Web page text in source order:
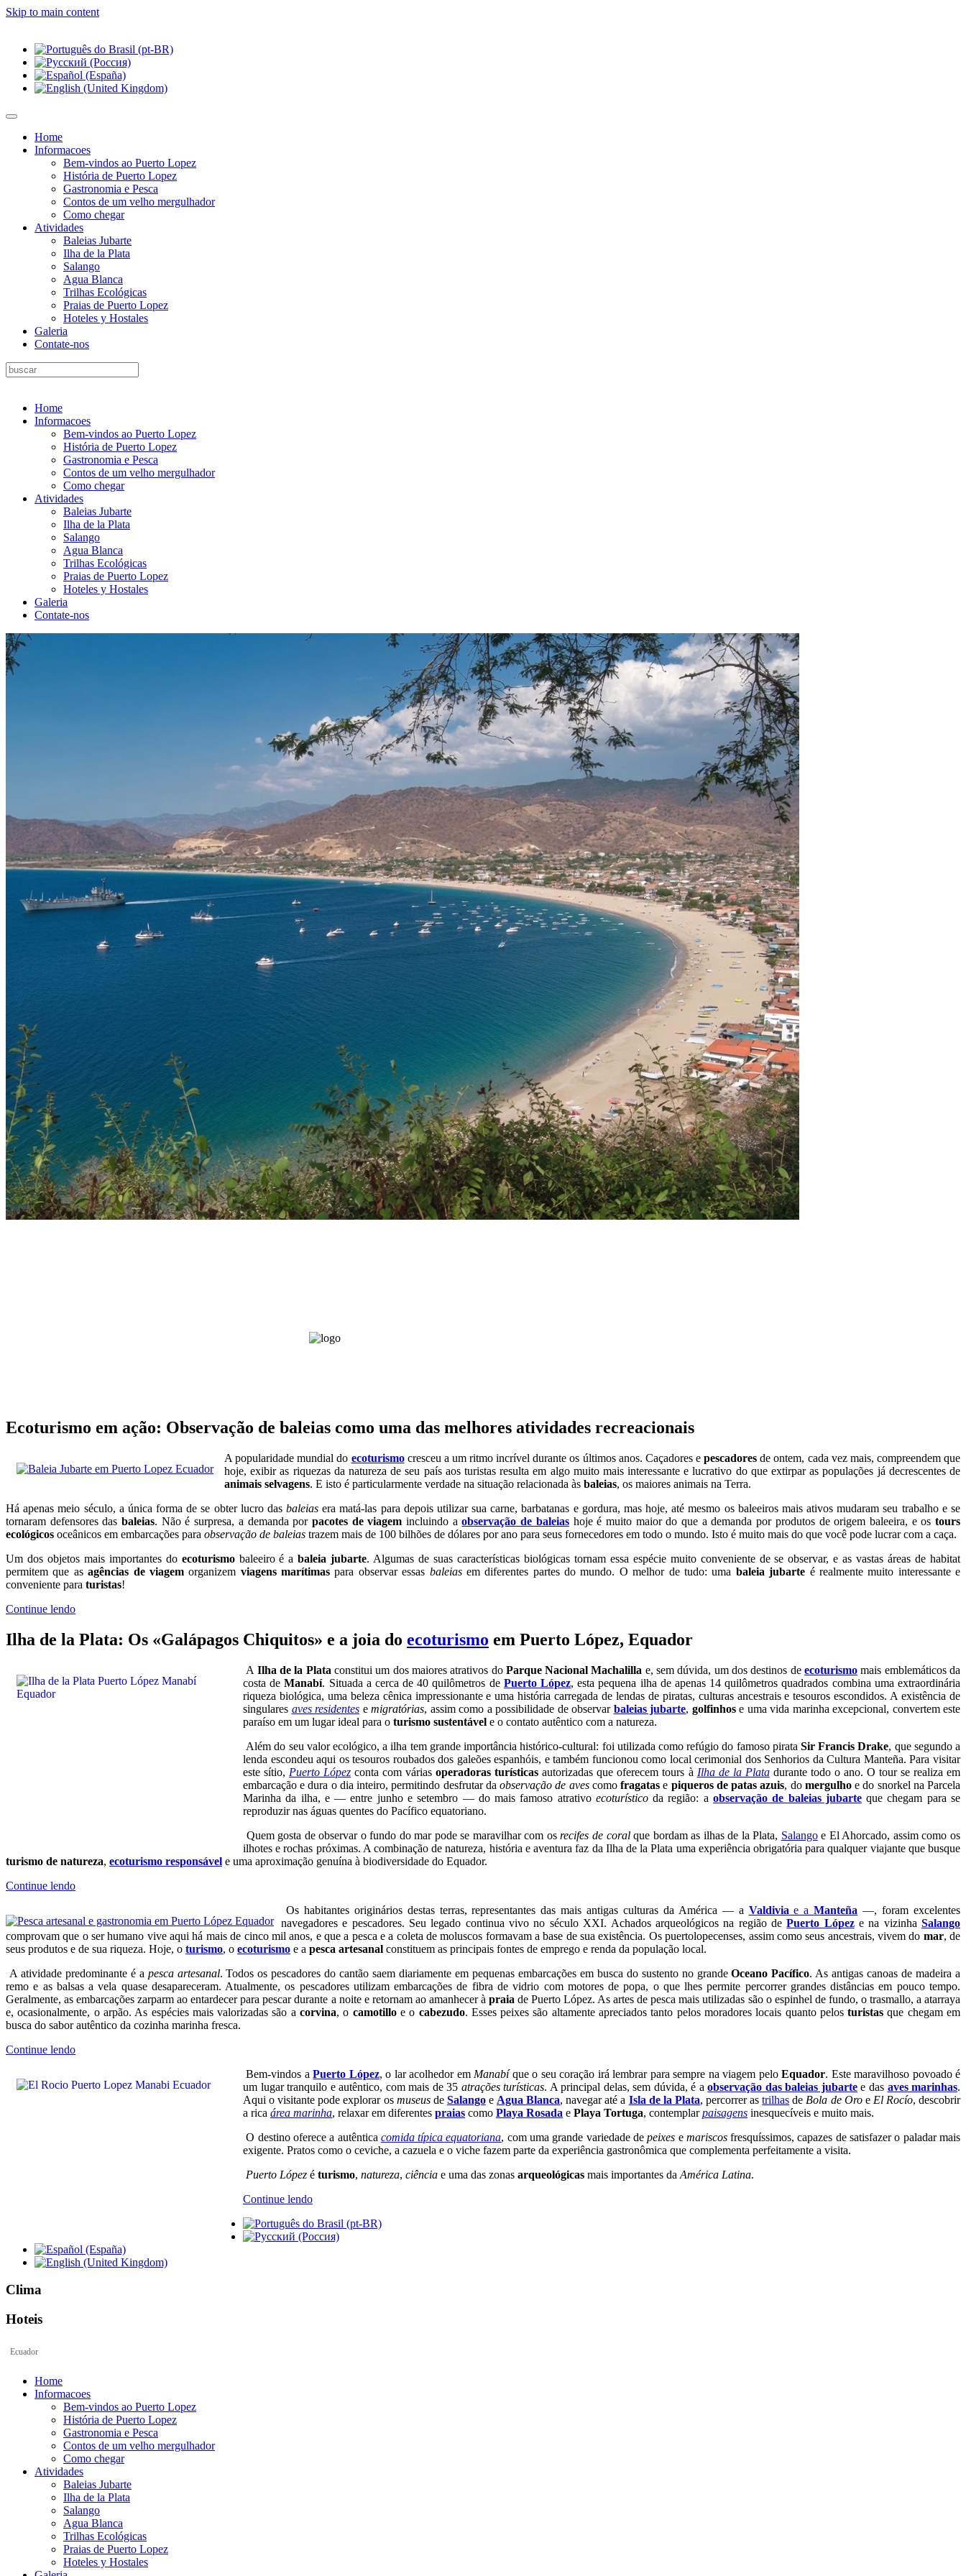
Skip to main content
Home
Informacoes
Bem-vindos ao Puerto Lopez
História de Puerto Lopez
Gastronomia e Pesca
Contos de um velho mergulhador
Como chegar
Atividades
Baleias Jubarte
Ilha de la Plata
Salango
Agua Blanca
Trilhas Ecológicas
Praias de Puerto Lopez
Hoteles y Hostales
Galeria
Contate-nos
Home
Informacoes
Bem-vindos ao Puerto Lopez
História de Puerto Lopez
Gastronomia e Pesca
Contos de um velho mergulhador
Como chegar
Atividades
Baleias Jubarte
Ilha de la Plata
Salango
Agua Blanca
Trilhas Ecológicas
Praias de Puerto Lopez
Hoteles y Hostales
Galeria
Contate-nos
Ecoturismo em ação: Observação de baleias como uma das melhores atividades recreacionais
A popularidade mundial do ecoturismocresceu a um ritmo incrível durante os últimos anos. Caçadores epescadores de ontem, cada vez mais, compreendem que
hoje, exibir as riquezas da natureza de seu país aos turistas resulta em algo muito mais interessante e lucrativo do que extirpar as populações já decrescentes de
animais selvagens. E isto é particularmente verdade na situação relacionada às baleias, os maiores animais na Terra.
Há apenas meio século, a única forma de se obter lucro dasbaleias era matá-las para depois utilizar sua carne, barbatanas e gordura, mas hoje, até mesmo os baleeiros mais ativos mudaram seu trabalho e se
tornaram defensores dasbaleias. Não é surpresa, a demanda por pacotes de viagem incluindo aobservação de baleiashoje é muito maior do que a demanda por produtos de origem baleeira, e ostours
ecológicos oceânicos em embarcações para observação de baleias trazem mais de 100 bilhões de dólares por ano para seus fornecedores em todo o mundo. Isto é muito mais do que você pode lucrar com a caça.
Um dos objetos mais importantes do ecoturismobaleeiro é abaleia jubarte. Algumas de suas características biológicas tornam essa espécie muito conveniente de se observar, e as vastas áreas de habitat
permitem que asagências de viagemorganizem viagens marítimas para observar essas baleiasem diferentes partes do mundo. O melhor de tudo: uma baleia jubarte é realmente muito interessante e
conveniente para turistas!
Continue lendo
Ilha de la Plata: Os «Galápagos Chiquitos» e a joia do ecoturismo em Puerto López, Equador
A Ilha de la Plata constitui um dos maiores atrativos do Parque Nacional Machalilla e, sem dúvida, um dos destinos deecoturismo mais emblemáticos da
costa deManabí. Situada a cerca de 40 quilômetros de Puerto López, esta pequena ilha de apenas 14 quilômetros quadrados combina uma extraordinária
riqueza biológica, uma beleza cênica impressionante e uma história carregada de lendas de piratas, culturas ancestrais e tesouros escondidos. A existência de
singulares aves residentes e migratórias, assim como a possibilidade de observar baleias jubarte, golfinhose uma vida marinha excepcional, convertem este
paraíso em um lugar ideal para o turismo sustentável e o contato autêntico com a natureza.
Além do seu valor ecológico, a ilha tem grande importância histórico-cultural: foi utilizada como refúgio do famoso pirata Sir Francis Drake, que segundo a
lenda escondeu aqui os tesouros roubados dos galeões espanhóis, e também funcionou como local cerimonial dos Senhorios da Cultura Manteña. Para visitar
este sítio, Puerto López conta com váriasoperadoras turísticas autorizadas que oferecem tours à Ilha de la Platadurante todo o ano. O tour se realiza em
embarcação e dura o dia inteiro, permitindo desfrutar daobservação de avescomofragatas e piqueros de patas azuis, do mergulhoe do snorkel na Parcela
Marinha da ilha, e — entre junho e setembro — do mais famoso atrativo ecoturísticoda região: aobservação de baleias jubarteque chegam para se
reproduzir nas águas quentes do Pacífico equatoriano.
Quem gosta de observar o fundo do mar pode se maravilhar com osrecifes de coralque bordam as ilhas de la Plata, Salangoe El Ahorcado, assim como os
ilhotes e rochas próximas. A combinação de natureza, história e aventura faz da Ilha de la Plata uma experiência obrigatória para qualquer viajante que busque
turismo de natureza, ecoturismo responsável e uma aproximação genuína à biodiversidade do Equador.
Continue lendo
Os habitantes originários destas terras, representantes das mais antigas culturas da América — a Valdivia e aManteña —, foram excelentes
navegadores e pescadores. Seu legado continua vivo no século XXI. Achados arqueológicos na região dePuerto Lópeze na vizinhaSalango
comprovam que o ser humano vive aqui há mais de cinco mil anos, e que a pesca e a coleta de moluscos formavam a base de sua existência. Os puertolopecenses, assim como seus ancestrais, vivem do mar, de
seus produtos e de sua riqueza. Hoje, o turismo, o ecoturismo e a pesca artesanal constituem as principais fontes de emprego e renda da população local.
A atividade predominante é a pesca artesanal. Todos os pescadores do cantão saem diariamente em pequenas embarcações em busca do sustento no grandeOceano Pacífico. As antigas canoas de madeira a
remo e as balsas a vela quase desapareceram. Atualmente, os pescadores utilizam embarcações de fibra de vidrio com motores de popa, o que lhes permite percorrer grandes distâncias em pouco tempo.
Geralmente, as embarcações zarparm ao entardecer para pescar durante a noite e retornam ao amanhecer à praia de Puerto López. As artes de pesca mais utilizadas são o espinhel de fundo, o trasmallo, a atarraya
e, ocasionalmente, o arpão. As espécies mais valorizadas são a corvina, o camotilloe o cabezudo. Esses peixes são altamente apreciados tanto pelos moradores locais quanto pelosturistas que chegam em
busca do sabor autêntico da cozinha marinha fresca.
Continue lendo
Bem-vindos aPuerto López, o lar acolhedor em Manabíque o seu coração irá lembrar para sempre na viagem peloEquador. Este maravilhoso povoado é
um lugar tranquilo e autêntico, com mais de 35 atrações turísticas. A principal delas, sem dúvida, é aobservação das baleias jubartee das aves marinhas.
Aqui o visitante pode explorar os museusde Salangoe Agua Blanca, navegar até a Isla de la Plata, percorrer astrilhas de Bola de Oroe El Rocío, descobrir
a rica área marinha, relaxar em diferentes praias como Playa Rosada e Playa Tortuga, contemplarpaisagens inesquecíveis e muito mais.
O destino oferece a autêntica comida típica equatoriana, com uma grande variedade depeixes e mariscosfresquíssimos, capazes de satisfazer o paladar mais
exigente. Pratos como o ceviche, a cazuela e o viche fazem parte da experiência gastronômica que complementa perfeitamente a visita.
Puerto López é turismo, natureza, ciência e uma das zonas arqueológicas mais importantes da América Latina.
Continue lendo
Clima
Hoteis
Ecuador
Home
Informacoes
Bem-vindos ao Puerto Lopez
História de Puerto Lopez
Gastronomia e Pesca
Contos de um velho mergulhador
Como chegar
Atividades
Baleias Jubarte
Ilha de la Plata
Salango
Agua Blanca
Trilhas Ecológicas
Praias de Puerto Lopez
Hoteles y Hostales